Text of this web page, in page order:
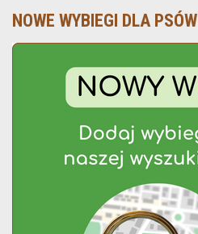
NOWE WYBIEGI DLA PSÓW